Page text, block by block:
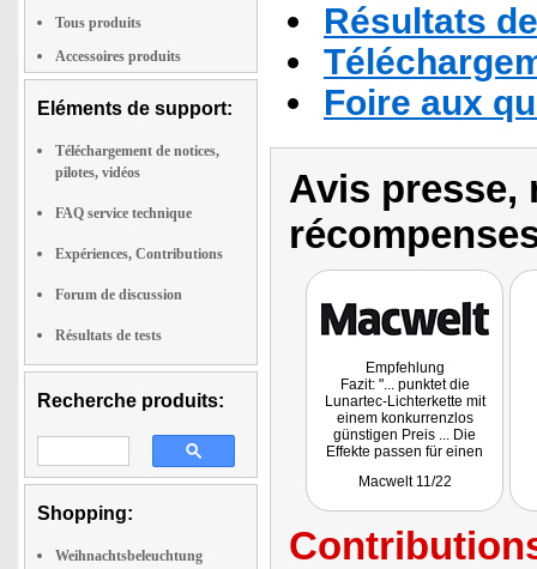
Tous produits
Accessoires produits
Eléments de support:
Téléchargement de notices,
pilotes, vidéos
FAQ service technique
Expériences, Contributions
Forum de discussion
Résultats de tests
Recherche produits:
Shopping:
Weihnachtsbeleuchtung
Résultats
Foire aux
Avis presse,
Empfehlung
Fazit: "... punktet die
Lunartec-Lichterkette mit
einem konkurrenzlos
günstigen Preis ... Die
Effekte passen für einen
ebenso die Helligkeit.
Durch die Girlanden ist das
einfach."
Getestet wurde NX-4948 mit
Macwelt 11/22